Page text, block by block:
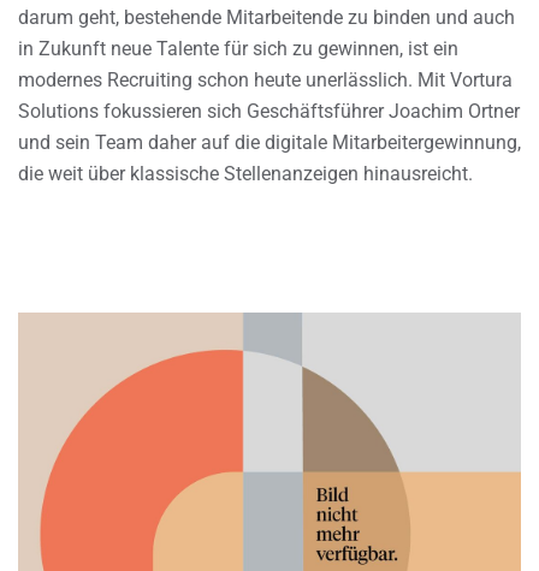
darum geht, bestehende Mitarbeitende zu binden und auch
in Zukunft neue Talente für sich zu gewinnen, ist ein
modernes Recruiting schon heute unerlässlich. Mit Vortura
Solutions fokussieren sich Geschäftsführer Joachim Ortner
und sein Team daher auf die digitale Mitarbeitergewinnung,
die weit über klassische Stellenanzeigen hinausreicht.